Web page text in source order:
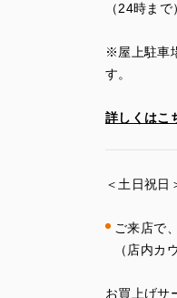
（24時まで
※屋上駐車
す。
詳しくはこ
＜土日祝日
ご来店で、
（店内カ
お買上げサ